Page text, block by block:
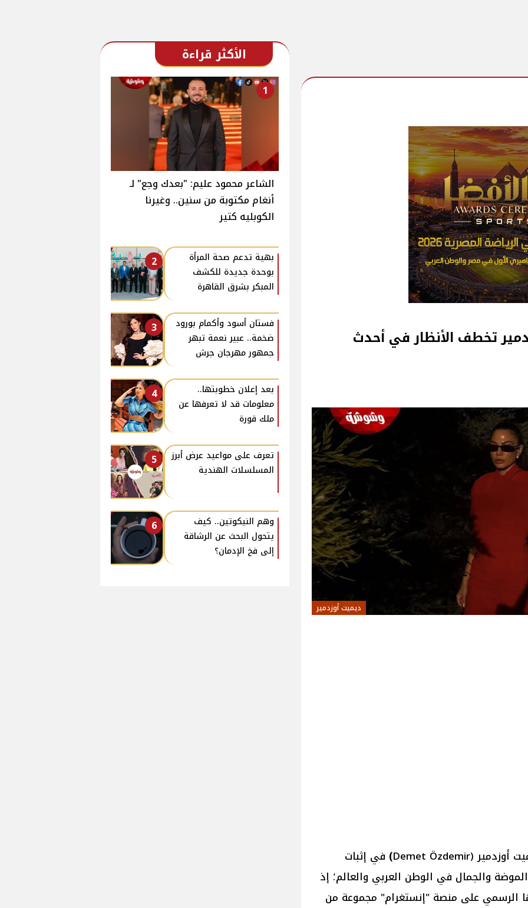
تخطف الأنظار في أحدث
ديميت أوزدمير
أوزدمير (Demet Özdemir
) في إثبات
والجمال في الوطن العربي والعالم؛ إذ
الرسمي على منصة "إنستغرام" مجموعة من
الأكثر قراءة
1
الشاعر محمود عليم: "بعدك وجع" لـ
أنغام مكتوبة من سنين.. وغيرنا
الكوبليه كتير
2
بهية تدعم صحة المرأة
بوحدة جديدة للكشف
المبكر بشرق القاهرة
3
فستان أسود وأكمام بورود
ضخمة.. عبير نعمة تبهر
جمهور مهرجان جرش
4
بعد إعلان خطوبتها..
معلومات قد لا تعرفها عن
ملك قورة
5
تعرف على مواعيد عرض أبرز
المسلسلات الهندية
6
وهم النيكوتين.. كيف
يتحول البحث عن الرشاقة
إلى فخ الإدمان؟